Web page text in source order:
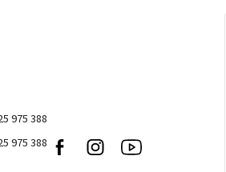
975 388
975 388
Facebook Instagram